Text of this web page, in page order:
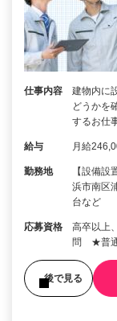
仕事内容
建物内に
どうかを
するお仕
給与 月給
勤務地
【設備
浜市南区
台など
応募資格
高卒以上
問 ★普通
後で見る